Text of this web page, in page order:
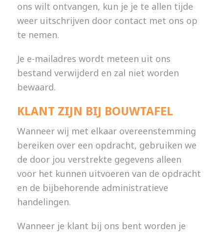
ons wilt ontvangen, kun je je te allen tijde
weer uitschrijven door contact met ons op
te nemen.
Je e-mailadres wordt meteen uit ons
bestand verwijderd en zal niet worden
bewaard.
KLANT ZIJN BIJ BOUWTAFEL
Wanneer wij met elkaar overeenstemming
bereiken over een opdracht, gebruiken we
de door jou verstrekte gegevens alleen
voor het kunnen uitvoeren van de opdracht
en de bijbehorende administratieve
handelingen.
Wanneer je klant bij ons bent worden je